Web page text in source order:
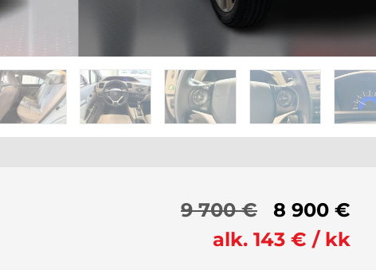
9 700 €
8 900 €
alk. 143 € / kk